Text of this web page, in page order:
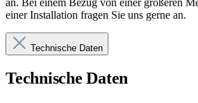
an. Bei einem Bezug von einer größeren
einer Installation fragen Sie uns gerne an.
Technische Daten
Technische Daten